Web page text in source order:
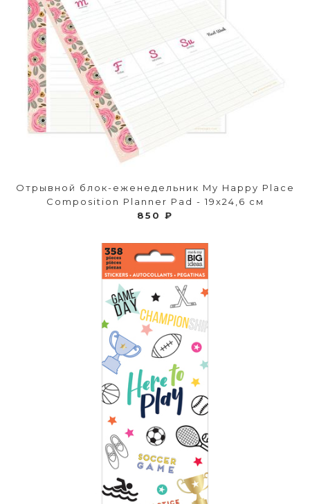
Отрывной блок-еженедельник My Happy Place
Composition Planner Pad - 19х24,6 см
850 ₽